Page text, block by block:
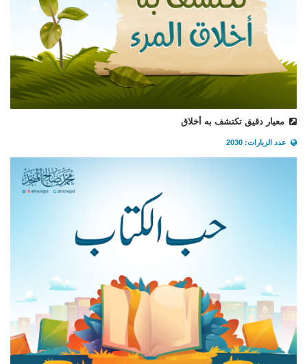
معيار دقيق تكتشف به أخلاق
عدد الزيارات: 2030